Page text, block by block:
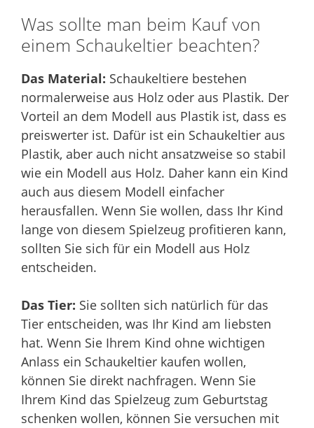
Was sollte man beim Kauf von
einem Schaukeltier beachten?
Das Material: Schaukeltiere bestehen
normalerweise aus Holz oder aus Plastik. Der
Vorteil an dem Modell aus Plastik ist, dass es
preiswerter ist. Dafür ist ein Schaukeltier aus
Plastik, aber auch nicht ansatzweise so stabil
wie ein Modell aus Holz. Daher kann ein Kind
auch aus diesem Modell einfacher
herausfallen. Wenn Sie wollen, dass Ihr Kind
lange von diesem Spielzeug profitieren kann,
sollten Sie sich für ein Modell aus Holz
entscheiden.
Das Tier: Sie sollten sich natürlich für das
Tier entscheiden, was Ihr Kind am liebsten
hat. Wenn Sie Ihrem Kind ohne wichtigen
Anlass ein Schaukeltier kaufen wollen,
können Sie direkt nachfragen. Wenn Sie
Ihrem Kind das Spielzeug zum Geburtstag
schenken wollen, können Sie versuchen mit